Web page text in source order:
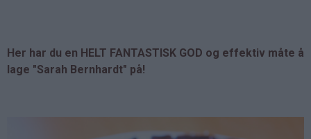
Her har du en HELT FANTASTISK GOD og effektiv måte å
lage "Sarah Bernhardt" på!